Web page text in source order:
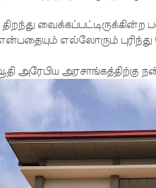
என்பதையும் எல்லோரும்
அரேபிய அரசாங்கத்திற்கு